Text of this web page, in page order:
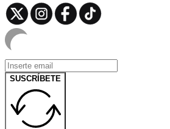
SUSCRÍBETE